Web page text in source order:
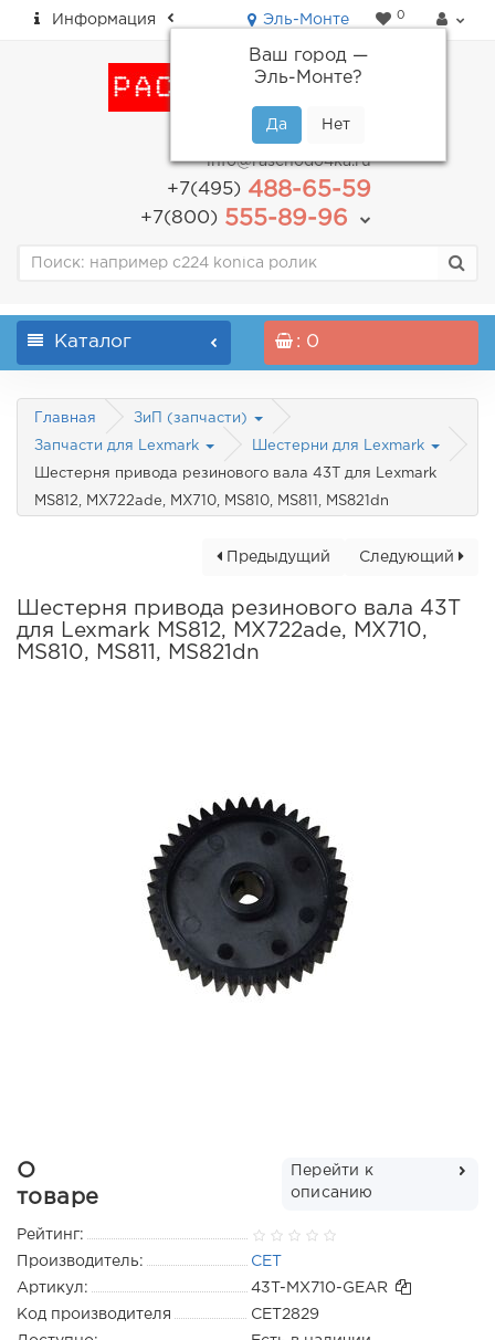
Информация Эль-Монте
Ваш город —
Эль-Монте?
0
пн-пт: с 9.00 до 18.00
info@raschodo4ka.ru
+7(495)488-65-59
+7(800)555-89-96
Каталог : 0
Главная ЗиП (запчасти)
Запчасти для Lexmark Шестерни для Lexmark
Шестерня привода резинового вала 43T для Lexmark
MS812, MX722ade, MX710, MS810, MS811, MS821dn
Следующий
Предыдущий
Шестерня привода резинового вала 43T
для Lexmark MS812, MX722ade, MX710,
MS810, MS811, MS821dn
О
товаре
Перейти к
описанию
Рейтинг:
Производитель:
CET
Артикул:
43T-MX710-GEAR
Код производителя
CET2829